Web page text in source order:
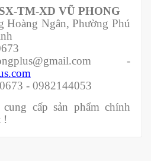
TM-XD VŨ PHONG
Hoàng Ngân, Phường Phú
-
- 0982144053
cấp sản phẩm chính
!